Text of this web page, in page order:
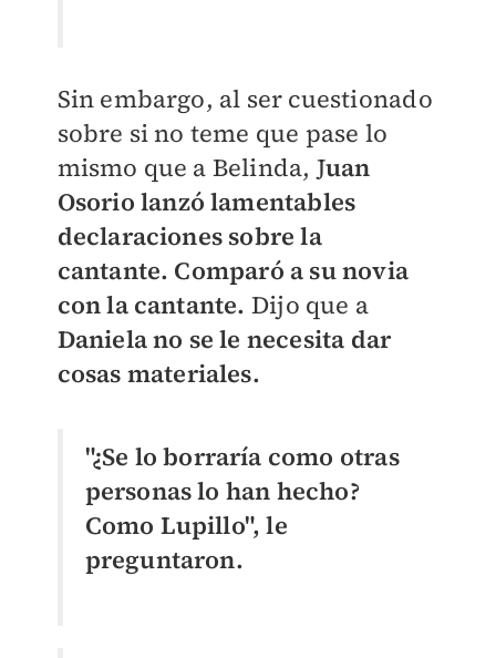
Sin embargo, al ser cuestionado
sobre si no teme que pase lo
mismo que a Belinda, Juan
Osorio lanzó lamentables
declaraciones sobre la
cantante. Comparó a su novia
con la cantante. Dijo que a
Daniela no se le necesita dar
cosas materiales.
"¿Se lo borraría como otras
personas lo han hecho?
Como Lupillo", le
preguntaron.